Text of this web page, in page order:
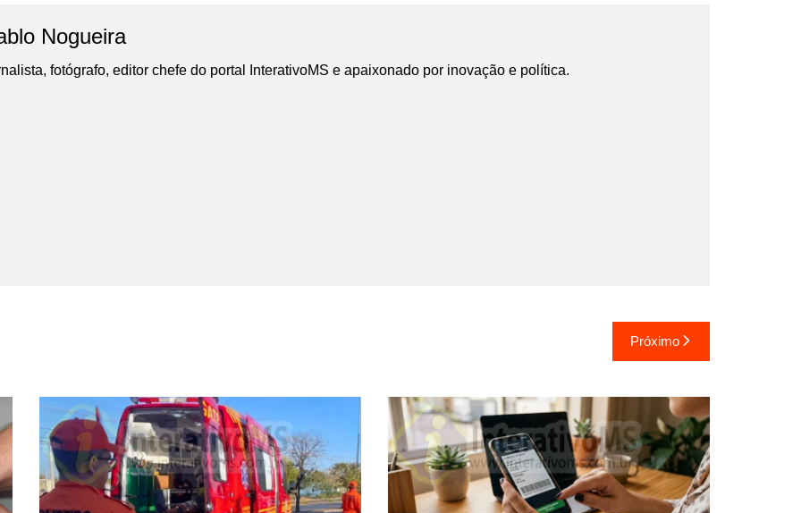
Nogueira
fotógrafo, editor chefe do portal InterativoMS e apaixonado por inovação e política.
Próximo